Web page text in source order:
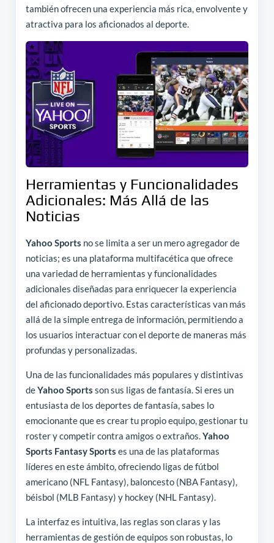
también ofrecen una experiencia más rica, envolvente y
atractiva para los aficionados al deporte.
Herramientas y Funcionalidades
Adicionales: Más Allá de las
Noticias
Yahoo Sports no se limita a ser un mero agregador de
noticias; es una plataforma multifacética que ofrece
una variedad de herramientas y funcionalidades
adicionales diseñadas para enriquecer la experiencia
del aficionado deportivo. Estas características van más
allá de la simple entrega de información, permitiendo a
los usuarios interactuar con el deporte de maneras más
profundas y personalizadas.
Una de las funcionalidades más populares y distintivas
deYahoo Sports son sus ligas de fantasía. Si eres un
entusiasta de los deportes de fantasía, sabes lo
emocionante que es crear tu propio equipo, gestionar tu
roster y competir contra amigos o extraños.Yahoo
Sports Fantasy Sports es una de las plataformas
líderes en este ámbito, ofreciendo ligas de fútbol
americano (NFL Fantasy), baloncesto (NBA Fantasy),
béisbol (MLB Fantasy) y hockey (NHL Fantasy).
La interfaz es intuitiva, las reglas son claras y las
herramientas de gestión de equipos son robustas, lo